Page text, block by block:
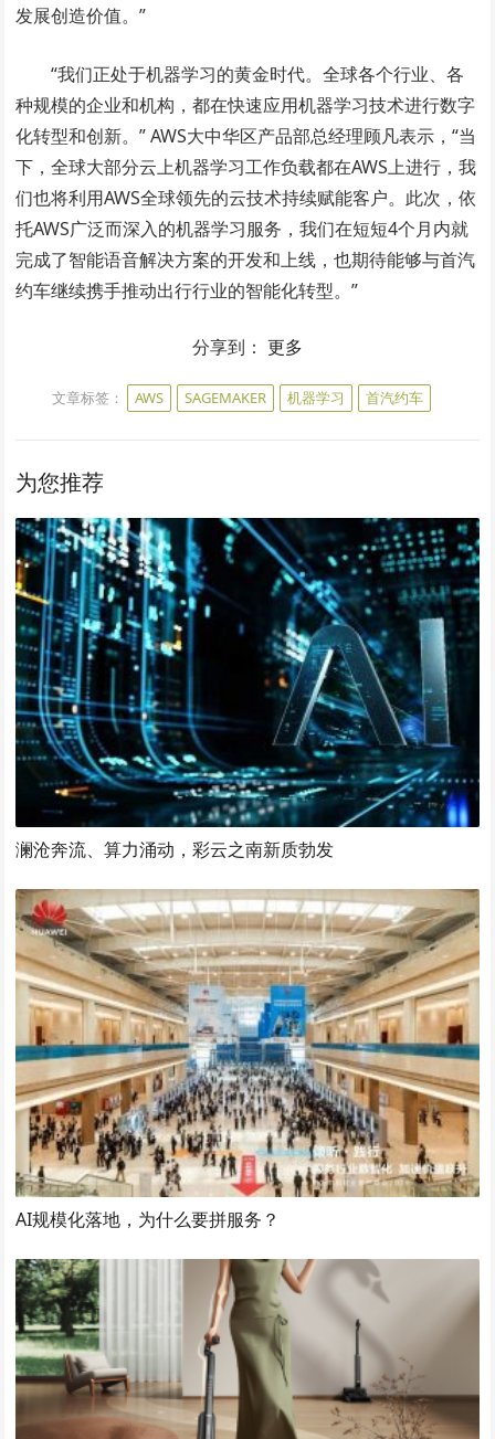
发展创造价值。”
“我们正处于机器学习的黄金时代。全球各个行业、各
种规模的企业和机构，都在快速应用机器学习技术进行数字
化转型和创新。” AWS大中华区产品部总经理顾凡表示，“当
下，全球大部分云上机器学习工作负载都在AWS上进行，我
们也将利用AWS全球领先的云技术持续赋能客户。此次，依
托AWS广泛而深入的机器学习服务，我们在短短4个月内就
完成了智能语音解决方案的开发和上线，也期待能够与首汽
约车继续携手推动出行行业的智能化转型。”
分享到： 更多
文章标签： AWS SAGEMAKER 机器学习 首汽约车
为您推荐
澜沧奔流、算力涌动，彩云之南新质勃发
AI规模化落地，为什么要拼服务？